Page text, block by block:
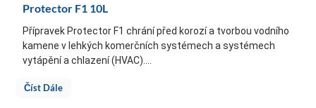
Protector F1 10L
Přípravek Protector F1 chrání před korozí a tvorbou vodního
kamene v lehkých komerčních systémech a systémech
vytápění a chlazení (HVAC)....
Číst Dále